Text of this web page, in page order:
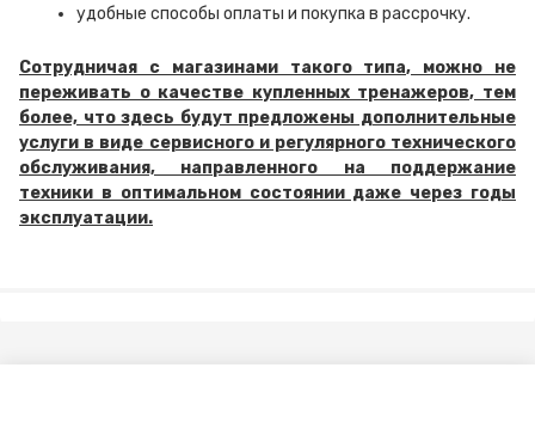
удобные способы оплаты и покупка в рассрочку.
Сотрудничая с магазинами такого типа, можно не
переживать о качестве купленных тренажеров, тем
более, что здесь будут предложены дополнительные
услуги в виде сервисного и регулярного технического
обслуживания, направленного на поддержание
техники в оптимальном состоянии даже через годы
эксплуатации.